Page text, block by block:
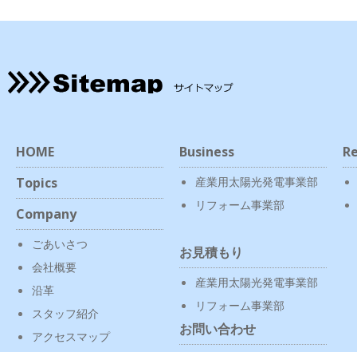
HOME
Topics
Company
ごあいさつ
会社概要
沿革
スタッフ紹介
アクセスマップ
Business
産業用太陽光発電事業部
リフォーム事業部
お見積もり
産業用太陽光発電事業部
リフォーム事業部
お問い合わせ